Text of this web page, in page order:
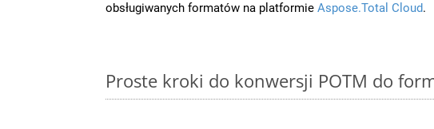
obsługiwanych formatów na platformie Aspose.Total Cloud.
Proste kroki do konwersji POTM do